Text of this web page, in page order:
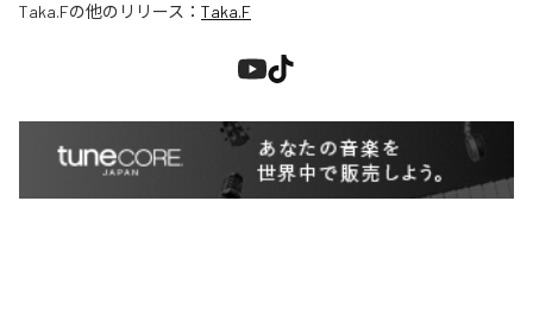
Taka.Fの他のリリース： Taka.F